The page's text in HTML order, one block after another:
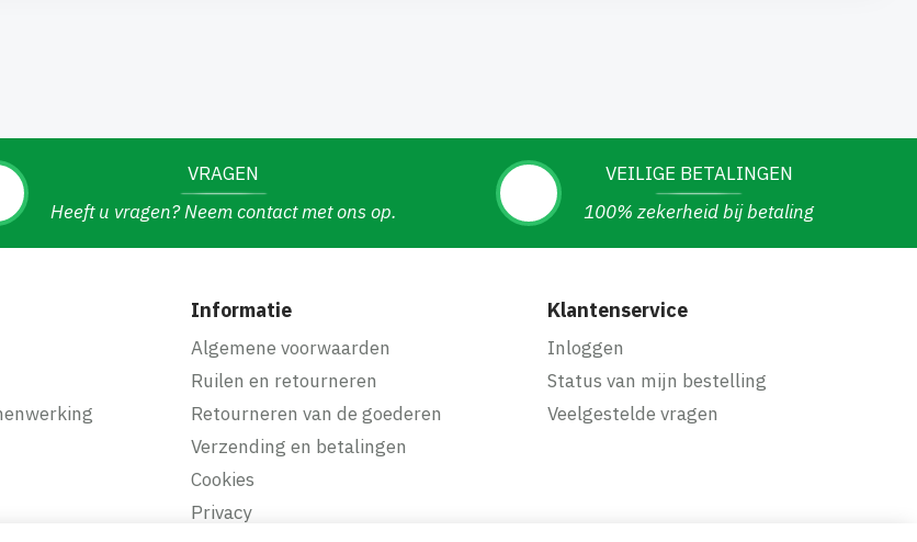
VRAGEN
Heeft u vragen? Neem contact met ons op.
VEILIGE BETALINGEN
100% zekerheid bij betaling
Informatie
Algemene voorwaarden
Ruilen en retourneren
Retourneren van de goederen
Verzending en betalingen
Cookies
Privacy
Klantenservice
Inloggen
Status van mijn bestelling
Veelgestelde vragen